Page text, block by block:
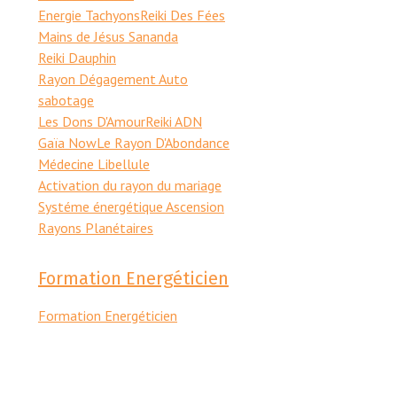
Energie TachyonsReiki Des Fées
Mains de Jésus Sananda
Reiki Dauphin
Rayon Dégagement Auto
sabotage
Les Dons D'AmourReiki ADN
Gaïa NowLe Rayon D'Abondance
Médecine Libellule
Activation du rayon du mariage
Systéme énergétique Ascension
Rayons Planétaires
Formation Energéticien
Formation Energéticien